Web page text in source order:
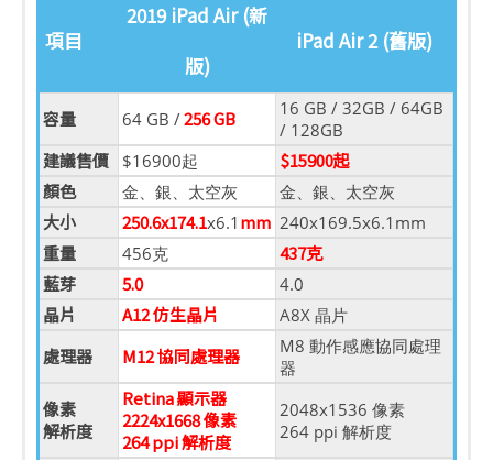
項目
2019 iPad Air (新
版)
iPad Air 2 (舊版)
容量 64 GB /256 GB
16 GB / 32GB / 64GB
/ 128GB
建議售價 $16900起
$15900起
顏色
金、銀、太空灰 金、銀、太空灰
大小 250.6x174.1x6.1 mm 240x169.5x6.1mm
重量 456克
437克
藍芽
5.0 4.0
晶片 A12 仿生晶片 A8X 晶片
處理器 M12 協同處理器
M8 動作感應協同處理
器
像素
解析度
Retina 顯示器
2224x1668 像素
264 ppi 解析度
2048x1536 像素
264 ppi 解析度